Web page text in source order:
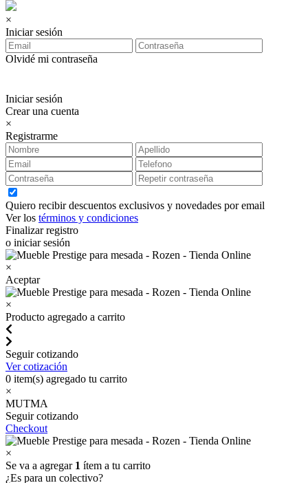
×
Iniciar sesión
Olvidé mi contraseña
Iniciar sesión
Crear una cuenta
×
Registrarme
Quiero recibir descuentos exclusivos y novedades por email
Ver los términos y condiciones
Finalizar registro
o iniciar sesión
×
Aceptar
×
Producto agregado a carrito
Seguir cotizando
Ver cotización
0 item(s) agregado tu carrito
×
MUTMA
Seguir cotizando
Checkout
×
Se va a agregar 1 ítem a tu carrito
¿Es para un colectivo?